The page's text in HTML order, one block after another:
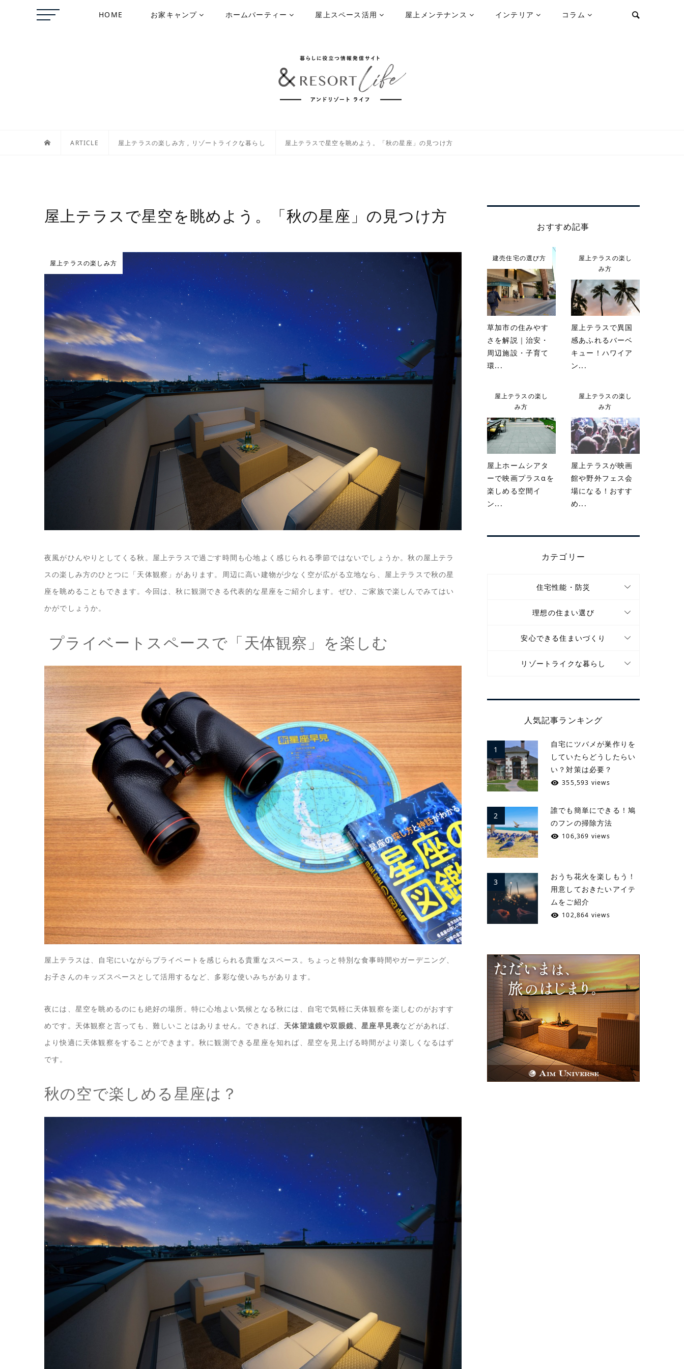
HOME お家キャンプ ホームパーティー 屋上スペース活用 屋上メンテナンス インテリア コラム
ARTICLE 屋上テラスの楽しみ方 , リゾートライクな暮らし 屋上テラスで星空を眺めよう。「秋の星座」の見つけ方
屋上テラスで星空を眺めよう。「秋の星座」の見つけ方
屋上テラスの楽しみ方
夜風がひんやりとしてくる秋。屋上テラスで過ごす時間も心地よく感じられる季節ではないでしょうか。秋の屋上テラ
スの楽しみ方のひとつに「天体観察」があります。周辺に高い建物が少なく空が広がる立地なら、屋上テラスで秋の星
座を眺めることもできます。今回は、秋に観測できる代表的な星座をご紹介します。ぜひ、ご家族で楽しんでみてはい
かがでしょうか。
プライベートスペースで「天体観察」を楽しむ
屋上テラスは、自宅にいながらプライベートを感じられる貴重なスペース。ちょっと特別な食事時間やガーデニング、
お子さんのキッズスペースとして活用するなど、多彩な使いみちがあります。
夜には、星空を眺めるのにも絶好の場所。特に心地よい気候となる秋には、自宅で気軽に天体観察を楽しむのがおすす
めです。天体観察と言っても、難しいことはありません。できれば、 天体望遠鏡や双眼鏡、星座早見表などがあれば、
より快適に天体観察をすることができます。秋に観測できる星座を知れば、星空を見上げる時間がより楽しくなるはず
です。
秋の空で楽しめる星座は？
おすすめ記事
建売住宅の選び方
草加市の住みやす
さを解説｜治安・
周辺施設・子育て
環...
屋上テラスの楽し
み方
屋上テラスで異国
感あふれるバーベ
キュー！ハワイア
ン...
屋上テラスの楽し
み方
屋上ホームシアタ
ーで映画プラスαを
楽しめる空間イ
ン...
屋上テラスの楽し
み方
屋上テラスが映画
館や野外フェス会
場になる！おすす
め...
カテゴリー
住宅性能・防災
理想の住まい選び
安心できる住まいづくり
リゾートライクな暮らし
人気記事ランキング
1
自宅にツバメが巣作りを
していたらどうしたらい
い？対策は必要？
355,593 views
2
誰でも簡単にできる！鳩
のフンの掃除方法
106,369 views
3
おうち花火を楽しもう！
用意しておきたいアイテ
ムをご紹介
102,864 views